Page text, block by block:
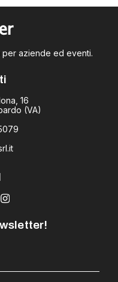
per aziende ed eventi.
16
(VA)